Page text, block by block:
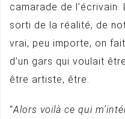
camarade de
sorti de la réalité, de
vrai, peu importe, on
d’un gars qui voulait
être artiste, être.
“Alors voilà ce qui